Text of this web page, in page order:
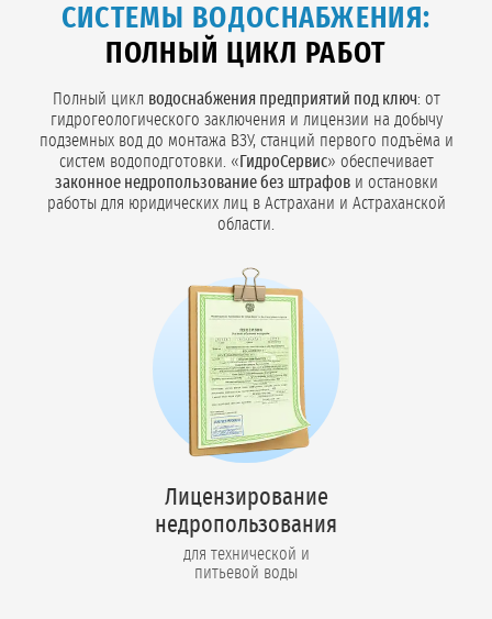
СИСТЕМЫ ВОДОСНАБЖЕНИЯ:
ПОЛНЫЙ ЦИКЛ РАБОТ
Полный цикл водоснабжения предприятий под ключ: от
гидрогеологического заключения и лицензии на добычу
подземных вод до монтажа ВЗУ, станций первого подъёма и
систем водоподготовки. «ГидроСервис» обеспечивает
законное недропользование без штрафови остановки
работы для юридических лиц в Астрахани и Астраханской
области.
Лицензирование
недропользования
для технической и
питьевой воды